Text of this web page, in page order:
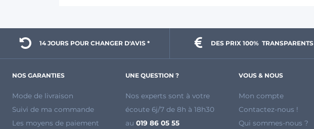
14 JOURS POUR CHANGER D'AVIS * DES PRIX 100% TRANSPARENTS
NOS GARANTIES
Mode de livraison
Suivi de ma commande
Les moyens de paiement
UNE QUESTION ?
Nos experts sont à votre
écoute 6j/7 de 8h à 18h30
au 019 86 05 55
VOUS & NOUS
Mon compte
Contactez-nous !
Qui sommes-nous ?